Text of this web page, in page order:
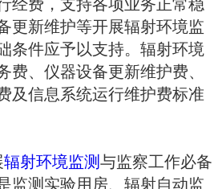
人员结构
监察机构人员编制
例及高、中级技术
法律法规的规定